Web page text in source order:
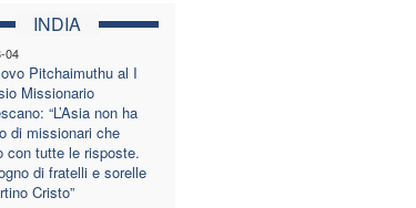
INDIA
04
Pitchaimuthu al I
Missionario
“L’Asia non ha
di missionari che
con tutte le risposte.
di fratelli e sorelle
Cristo”